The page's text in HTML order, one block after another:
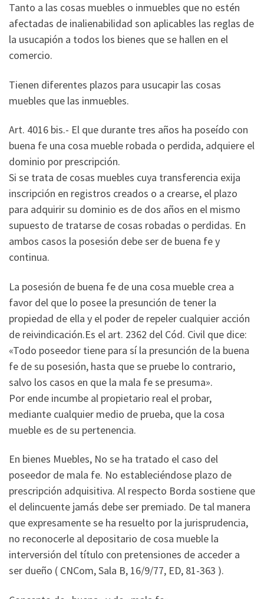
Tanto a las cosas muebles o inmuebles que no estén
afectadas de inalienabilidad son aplicables las reglas de
la usucapión a todos los bienes que se hallen en el
comercio.
Tienen diferentes plazos para usucapir las cosas
muebles que las inmuebles.
Art. 4016 bis.- El que durante tres años ha poseído con
buena fe una cosa mueble robada o perdida, adquiere el
dominio por prescripción.
Si se trata de cosas muebles cuya transferencia exija
inscripción en registros creados o a crearse, el plazo
para adquirir su dominio es de dos años en el mismo
supuesto de tratarse de cosas robadas o perdidas. En
ambos casos la posesión debe ser de buena fe y
continua.
La posesión de buena fe de una cosa mueble crea a
favor del que lo posee la presunción de tener la
propiedad de ella y el poder de repeler cualquier acción
de reivindicación.Es el art. 2362 del Cód. Civil que dice:
«Todo poseedor tiene para sí la presunción de la buena
fe de su posesión, hasta que se pruebe lo contrario,
salvo los casos en que la mala fe se presuma».
Por ende incumbe al propietario real el probar,
mediante cualquier medio de prueba, que la cosa
mueble es de su pertenencia.
En bienes Muebles, No se ha tratado el caso del
poseedor de mala fe. No estableciéndose plazo de
prescripción adquisitiva. Al respecto Borda sostiene que
el delincuente jamás debe ser premiado. De tal manera
que expresamente se ha resuelto por la jurisprudencia,
no reconocerle al depositario de cosa mueble la
interversión del título con pretensiones de acceder a
ser dueño ( CNCom, Sala B, 16/9/77, ED, 81-363 ).